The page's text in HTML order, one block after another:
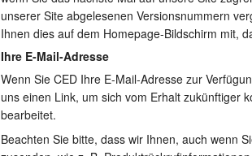
unserer Site abgelesenen Versionsnummern
Ihnen dies auf dem Homepage-Bildschirm mit,
Ihre E-Mail-Adresse
Wenn Sie CED Ihre E-Mail-Adresse zur
uns einen Link, um sich vom Erhalt zukünftiger
bearbeitet.
Beachten Sie bitte, dass wir Ihnen, auch wenn